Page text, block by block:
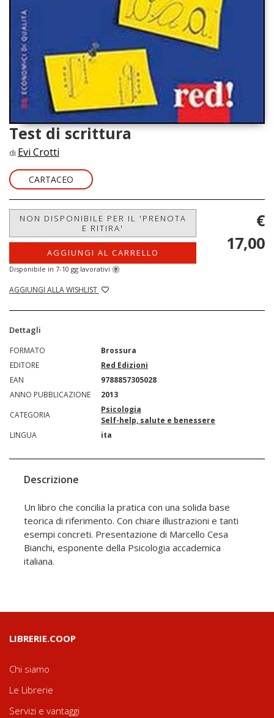
Test di scrittura
di Evi Crotti
CARTACEO
NON DISPONIBILE PER IL 'PRENOTA
E RITIRA'
AGGIUNGI AL CARRELLO
Disponibile in 7-10 gg lavorativi ?
AGGIUNGI ALLA WISHLIST
€
17,00
Dettagli
FORMATO
Brossura
EDITORE
Red Edizioni
EAN
9788857305028
ANNO PUBBLICAZIONE
2013
CATEGORIA
Psicologia
Self-help, salute e benessere
LINGUA
ita
Descrizione
Un libro che concilia la pratica con una solida base
teorica di riferimento. Con chiare illustrazioni e tanti
esempi concreti. Presentazione di Marcello Cesa
Bianchi, esponente della Psicologia accademica
italiana.
LIBRERIE.COOP
Chi siamo
Le Librerie
Servizi e vantaggi